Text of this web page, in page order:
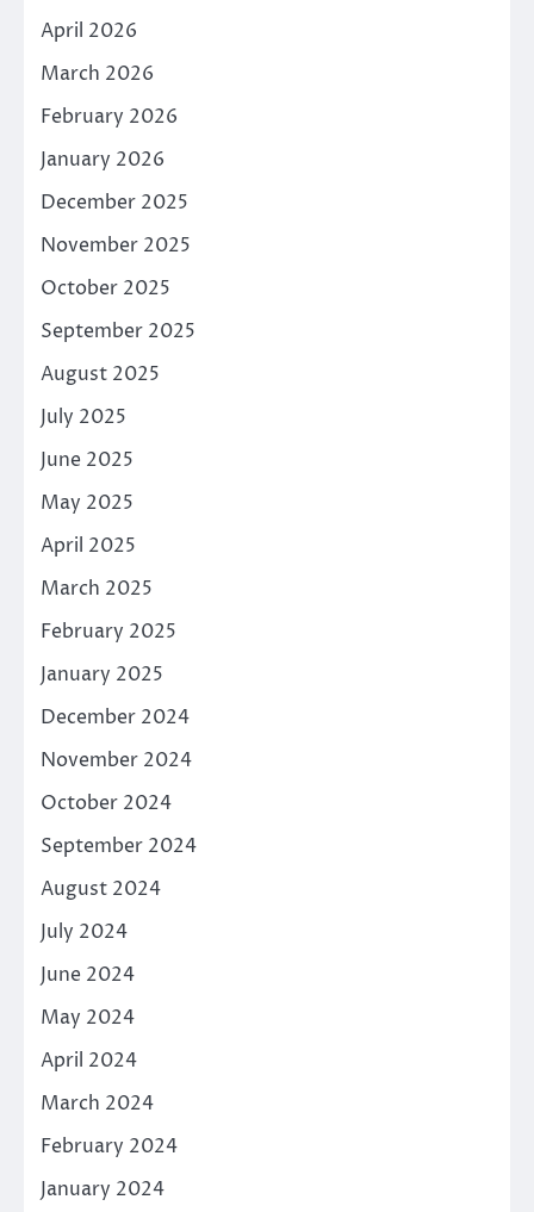
April 2026
March 2026
February 2026
January 2026
December 2025
November 2025
October 2025
September 2025
August 2025
July 2025
June 2025
May 2025
April 2025
March 2025
February 2025
January 2025
December 2024
November 2024
October 2024
September 2024
August 2024
July 2024
June 2024
May 2024
April 2024
March 2024
February 2024
January 2024